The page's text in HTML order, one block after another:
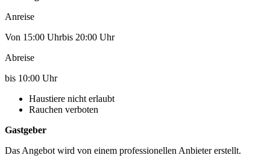
Anreise
Von 15:00 Uhrbis 20:00 Uhr
Abreise
bis 10:00 Uhr
Haustiere nicht erlaubt
Rauchen verboten
Gastgeber
Das Angebot wird von einem professionellen Anbieter erstellt.